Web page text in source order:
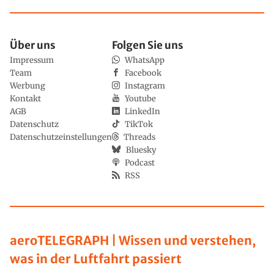
aeroTELEGRAPH | Wissen und verstehen,
was in der Luftfahrt passiert
Über uns
Impressum
Team
Werbung
Kontakt
AGB
Datenschutz
Datenschutzeinstellungen
Folgen Sie uns
WhatsApp
Facebook
Instagram
Youtube
LinkedIn
TikTok
Threads
Bluesky
Podcast
RSS